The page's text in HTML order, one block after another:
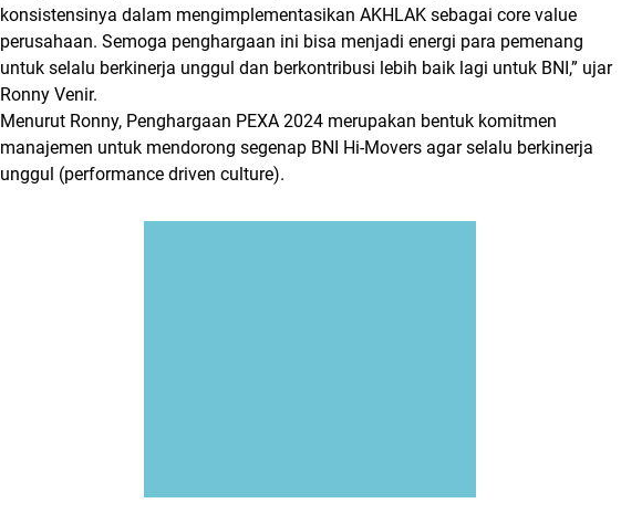
konsistensinya dalam mengimplementasikan AKHLAK sebagai core value
perusahaan. Semoga penghargaan ini bisa menjadi energi para pemenang
untuk selalu berkinerja unggul dan berkontribusi lebih baik lagi untuk BNI,” ujar
Ronny Venir.
Menurut Ronny, Penghargaan PEXA 2024 merupakan bentuk komitmen
manajemen untuk mendorong segenap BNI Hi-Movers agar selalu berkinerja
unggul (performance driven culture).